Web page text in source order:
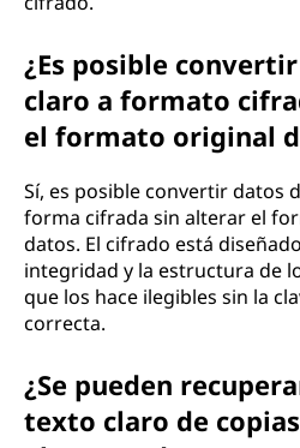
¿Es posible
claro a formato
el formato original
Sí, es posible convertir datos
forma cifrada sin alterar el
datos. El cifrado está
integridad y la estructura de
que los hace ilegibles sin la
correcta.
¿Se pueden
texto claro de